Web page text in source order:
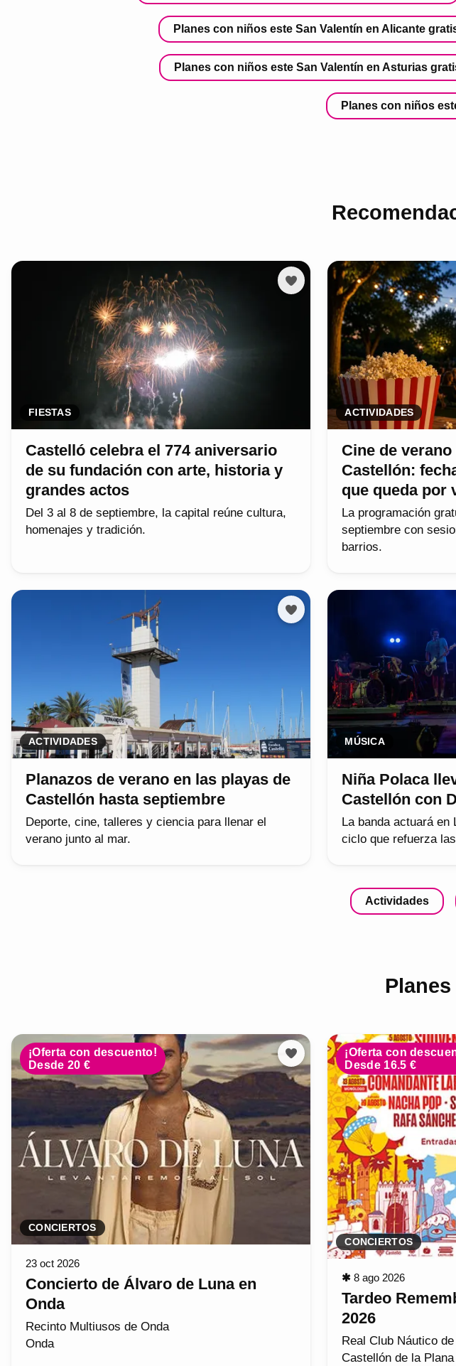
Planes con niños este San Valentín en Alicante
Planes con niños este San Valentín en Asturias
Planes con niños
FIESTAS
Castelló celebra el 774 aniversario
de su fundación con arte, historia y
grandes actos
Del 3 al 8 de septiembre, la capital reúne cultura,
homenajes y tradición.
ACTIVIDADES
Cine de
Castellón:
que queda por
La programación
septiembre con
barrios.
ACTIVIDADES
Planazos de verano en las playas de
Castellón hasta septiembre
Deporte, cine, talleres y ciencia para llenar el
verano junto al mar.
MÚSICA
Niña Polaca
Castellón con
La banda actuará en
ciclo que refuerza
Actividades
¡Oferta con descuento!
Desde 20 €
CONCIERTOS
23 oct 2026
Concierto de Álvaro de Luna en
Onda
Recinto Multiusos de Onda
Onda
¡Oferta con
Desde 16.5 €
CONCIERTOS
✱8 ago 2026
Tardeo
2026
Real Club Náutico
Castellón de la Plana